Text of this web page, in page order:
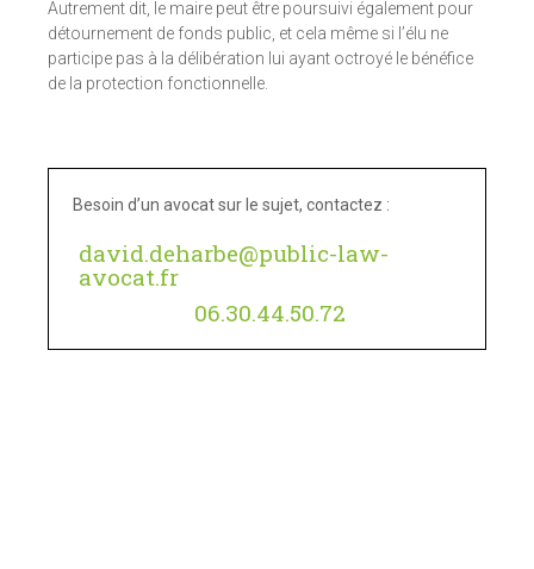
Autrement dit, le maire peut être poursuivi également pour
détournement de fonds public, et cela même si l’élu ne
participe pas à la délibération lui ayant octroyé le bénéfice
de la protection fonctionnelle.
Besoin d’un avocat sur le sujet, contactez :
david.deharbe@public-law-
avocat.fr
06.30.44.50.72